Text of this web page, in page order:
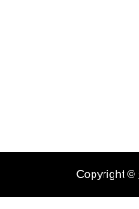
Copyright ©